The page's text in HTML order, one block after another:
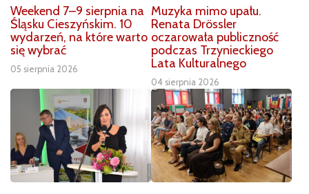
Weekend 7–9 sierpnia na
Śląsku Cieszyńskim. 10
wydarzeń, na które warto
się wybrać
05 sierpnia 2026
Muzyka mimo upału.
Renata Drössler
oczarowała publiczność
podczas Trzynieckiego
Lata Kulturalnego
04 sierpnia 2026